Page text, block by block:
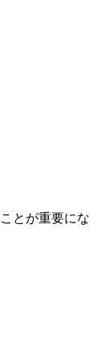
ことが重要にな